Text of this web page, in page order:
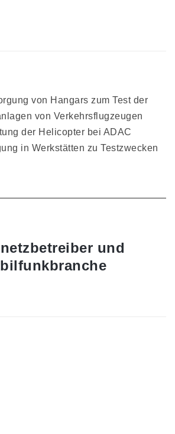
von Hangars zum Test der
von Verkehrsflugzeugen
der Helicopter bei ADAC
in Werkstätten zu Testzwecken
und